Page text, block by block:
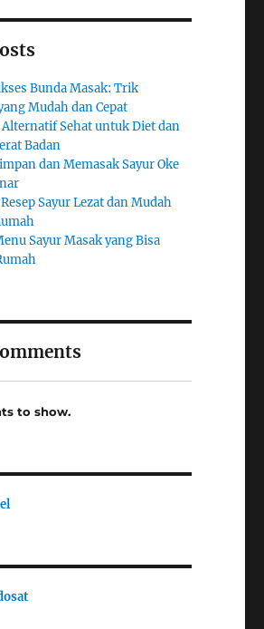
Bunda Masak: Trik
Mudah dan Cepat
Alternatif Sehat untuk Diet dan
Badan
dan Memasak Sayur Oke
Sayur Lezat dan Mudah
Sayur Masak yang Bisa
to show.